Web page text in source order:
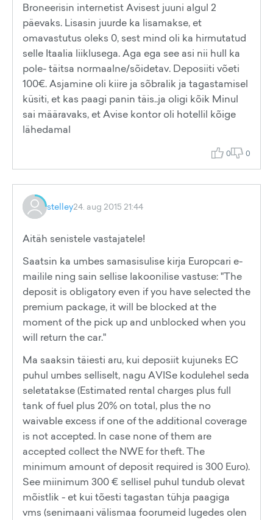
Broneerisin internetist Avisest juuni algul 2
päevaks. Lisasin juurde ka lisamakse, et
omavastutus oleks 0, sest mind oli ka hirmutatud
selle Itaalia liiklusega. Aga ega see asi nii hull ka
pole- täitsa normaalne/sõidetav. Deposiiti võeti
100€. Asjamine oli kiire ja sõbralik ja tagastamisel
küsiti, et kas paagi panin täis..ja oligi kõik Minul
sai määravaks, et Avise kontor oli hotellil kõige
lähedamal
0 0
stelley24. aug 2015 21:44
Aitäh senistele vastajatele!
Saatsin ka umbes samasisulise kirja Europcari e-
mailile ning sain sellise lakoonilise vastuse: "The
deposit is obligatory even if you have selected the
premium package, it will be blocked at the
moment of the pick up and unblocked when you
will return the car."
Ma saaksin täiesti aru, kui deposiit kujuneks EC
puhul umbes selliselt, nagu AVISe kodulehel seda
seletatakse (Estimated rental charges plus full
tank of fuel plus 20% on total, plus the no
waivable excess if one of the additional coverage
is not accepted. In case none of them are
accepted collect the NWE for theft. The
minimum amount of deposit required is 300 Euro).
See miinimum 300 € sellisel puhul tundub olevat
mõistlik - et kui tõesti tagastan tühja paagiga
vms (senimaani välismaa foorumeid lugedes olen